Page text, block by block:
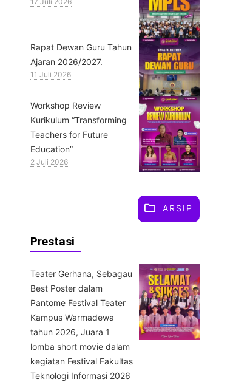
Rapat Dewan Guru Tahun
Ajaran 2026/2027.
11 Juli 2026
Workshop Review
Kurikulum “Transforming
Teachers for Future
Education”
2 Juli 2026
ARSIP
Prestasi
Teater Gerhana, Sebagau
Best Poster dalam
Pantome Festival Teater
Kampus Warmadewa
tahun 2026, Juara 1
lomba short movie dalam
kegiatan Festival Fakultas
Teknologi Informasi 2026